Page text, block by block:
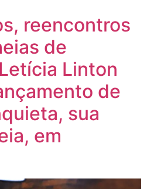
reencontros
de
Linton
de
sua
em